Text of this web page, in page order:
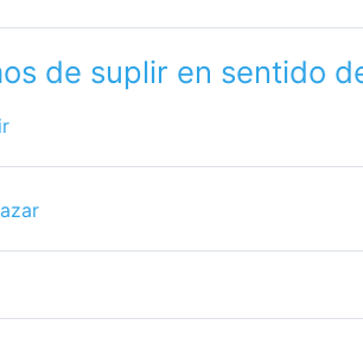
de suplir en sentido